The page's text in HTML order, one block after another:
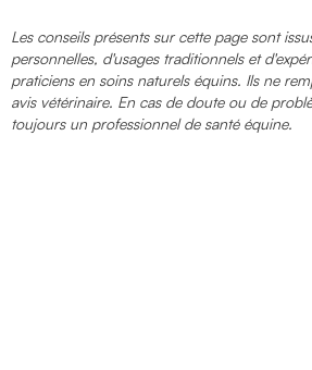
Les conseils présents sur cette page sont
personnelles, d'usages traditionnels et
praticiens en soins naturels équins. Ils ne
avis vétérinaire. En cas de doute ou de
toujours un professionnel de santé équine.